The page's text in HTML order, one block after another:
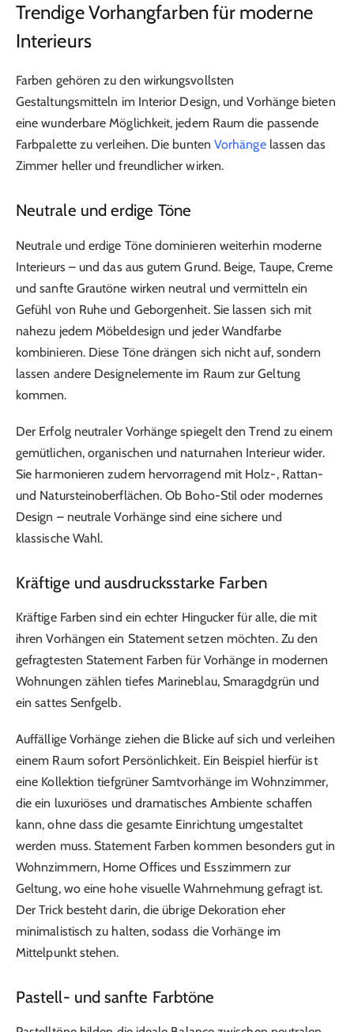
Trendige Vorhangfarben für moderne
Interieurs
Farben gehören zu den wirkungsvollsten
Gestaltungsmitteln im Interior Design, und Vorhänge bieten
eine wunderbare Möglichkeit, jedem Raum die passende
Farbpalette zu verleihen. Die bunten Vorhängelassen das
Zimmer heller und freundlicher wirken.
Neutrale und erdige Töne
Neutrale und erdige Töne dominieren weiterhin moderne
Interieurs – und das aus gutem Grund. Beige, Taupe, Creme
und sanfte Grautöne wirken neutral und vermitteln ein
Gefühl von Ruhe und Geborgenheit. Sie lassen sich mit
nahezu jedem Möbeldesign und jeder Wandfarbe
kombinieren. Diese Töne drängen sich nicht auf, sondern
lassen andere Designelemente im Raum zur Geltung
kommen.
Der Erfolg neutraler Vorhänge spiegelt den Trend zu einem
gemütlichen, organischen und naturnahen Interieur wider.
Sie harmonieren zudem hervorragend mit Holz-, Rattan-
und Natursteinoberflächen. Ob Boho-Stil oder modernes
Design – neutrale Vorhänge sind eine sichere und
klassische Wahl.
Kräftige und ausdrucksstarke Farben
Kräftige Farben sind ein echter Hingucker für alle, die mit
ihren Vorhängen ein Statement setzen möchten. Zu den
gefragtesten Statement Farben für Vorhänge in modernen
Wohnungen zählen tiefes Marineblau, Smaragdgrün und
ein sattes Senfgelb.
Auffällige Vorhänge ziehen die Blicke auf sich und verleihen
einem Raum sofort Persönlichkeit. Ein Beispiel hierfür ist
eine Kollektion tiefgrüner Samtvorhänge im Wohnzimmer,
die ein luxuriöses und dramatisches Ambiente schaffen
kann, ohne dass die gesamte Einrichtung umgestaltet
werden muss. Statement Farben kommen besonders gut in
Wohnzimmern, Home Offices und Esszimmern zur
Geltung, wo eine hohe visuelle Wahrnehmung gefragt ist.
Der Trick besteht darin, die übrige Dekoration eher
minimalistisch zu halten, sodass die Vorhänge im
Mittelpunkt stehen.
Pastell- und sanfte Farbtöne